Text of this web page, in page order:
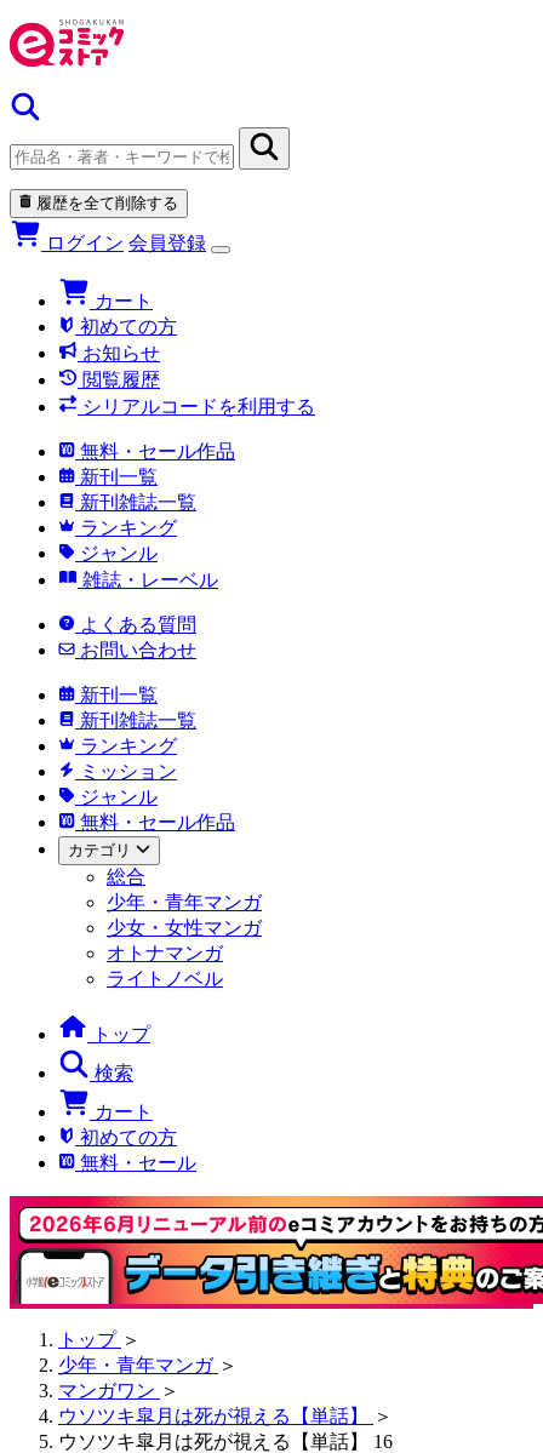
履歴を全て削除する
ログイン 会員登録
カート
初めての方
お知らせ
閲覧履歴
シリアルコードを利用する
無料・セール作品
新刊一覧
新刊雑誌一覧
ランキング
ジャンル
雑誌・レーベル
よくある質問
お問い合わせ
新刊一覧
新刊雑誌一覧
ランキング
ミッション
ジャンル
無料・セール作品
カテゴリ
総合
少年・青年マンガ
少女・女性マンガ
オトナマンガ
ライトノベル
トップ
検索
カート
初めての方
無料・セール
トップ ＞
少年・青年マンガ ＞
マンガワン ＞
ウソツキ皐月は死が視える【単話】
＞
ウソツキ皐月は死が視える【単話】 16